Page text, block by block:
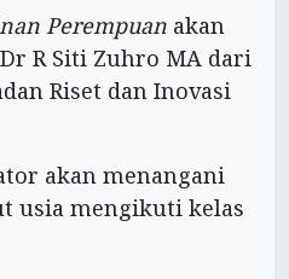
Perempuan akan
R Siti Zuhro MA dari
Riset dan Inovasi
akan menangani
usia mengikuti kelas